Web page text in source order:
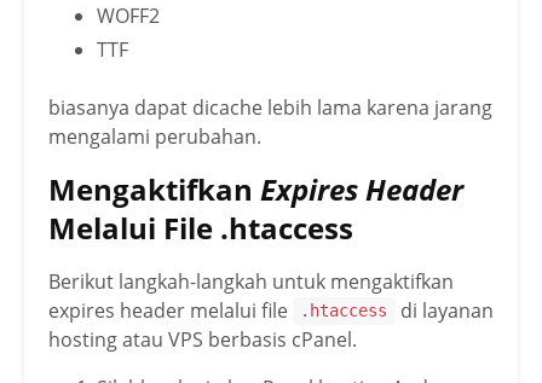
WOFF2
TTF
biasanya dapat dicache lebih lama karena jarang
mengalami perubahan.
Mengaktifkan Expires Header
Melalui File .htaccess
Berikut langkah-langkah untuk mengaktifkan
expires header melalui file
.htaccess
di layanan
hosting atau VPS berbasis cPanel.